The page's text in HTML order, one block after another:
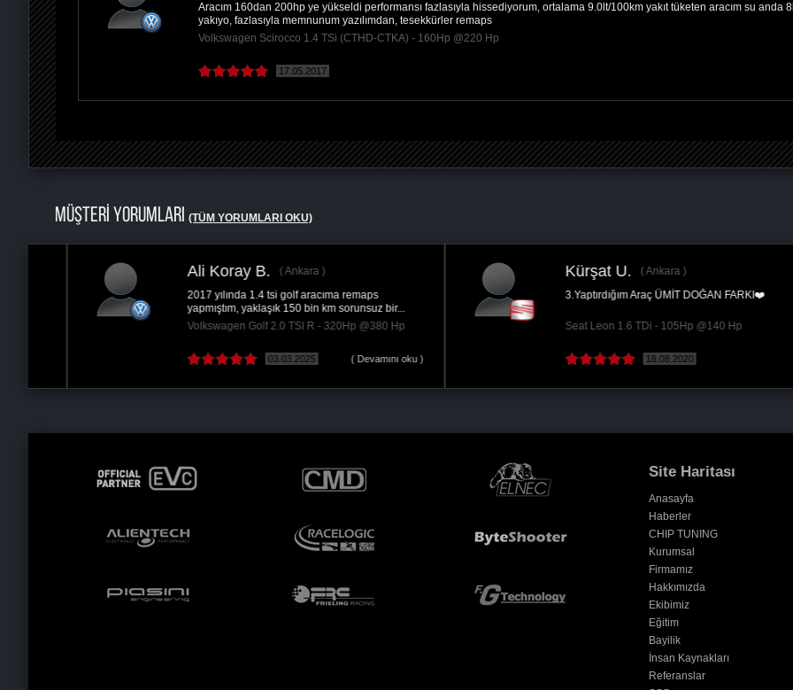
Aracım 160dan 200hp ye yükseldi performansı fazlasıyla hissediyorum, ortalama 9.0lt/100km yakıt tüketen aracım su anda
yakıyo, fazlasıyla memnunum yazılımdan, tesekkürler remaps
Volkswagen Scirocco 1.4 TSi (CTHD-CTKA) - 160Hp @220 Hp
17.05.2017
MÜŞTERİ YORUMLARI (TÜM YORUMLARI OKU)
Ali Koray B.
Ankara
2017 yılında 1.4 tsi golf aracıma remaps
yapmıştım, yaklaşık 150 bin km sorunsuz bir...
Volkswagen Golf 2.0 TSI R - 320Hp @380 Hp
03.03.2025 ( Devamını oku )
Kürşat U.
Ankara
3.Yaptırdığım Araç ÜMİT DOĞAN FARKI❤️
Seat Leon 1.6 TDi - 105Hp @140 Hp
18.08.2020
Site Haritası
Anasayfa
Haberler
CHIP TUNING
Kurumsal
Firmamız
Hakkımızda
Ekibimiz
Eğitim
Bayilik
İnsan Kaynakları
Referanslar